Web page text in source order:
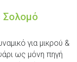
Σολομό
για μικρού &
ως μόνη πηγή